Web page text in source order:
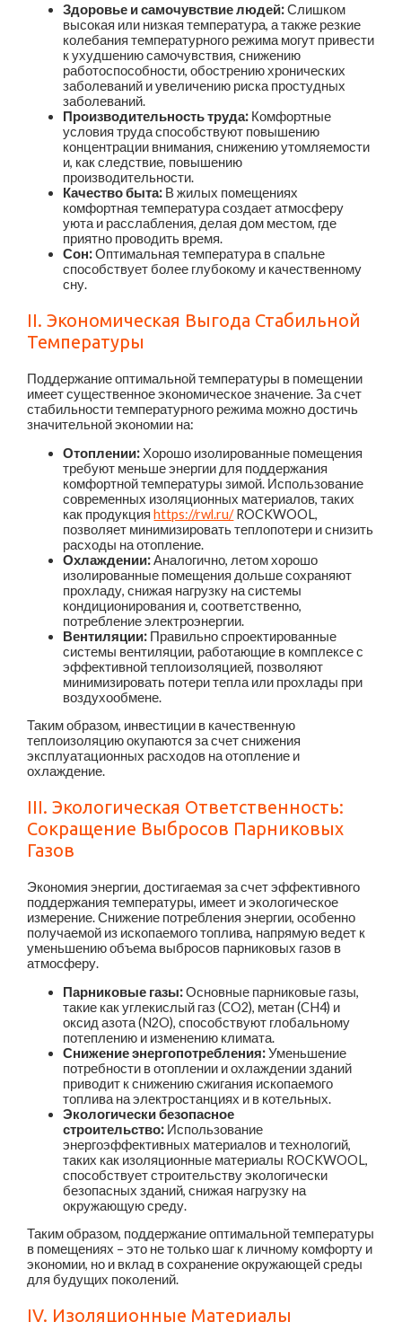
Здоровье и самочувствие людей:Слишком
высокая или низкая температура, а также резкие
колебания температурного режима могут привести
к ухудшению самочувствия, снижению
работоспособности, обострению хронических
заболеваний и увеличению риска простудных
заболеваний.
Производительность труда: Комфортные
условия труда способствуют повышению
концентрации внимания, снижению утомляемости
и, как следствие, повышению
производительности.
Качество быта: В жилых помещениях
комфортная температура создает атмосферу
уюта и расслабления, делая дом местом, где
приятно проводить время.
Сон:Оптимальная температура в спальне
способствует более глубокому и качественному
сну.
II. Экономическая Выгода Стабильной
Температуры
Поддержание оптимальной температуры в помещении
имеет существенное экономическое значение. За счет
стабильности температурного режима можно достичь
значительной экономии на:
Отоплении: Хорошо изолированные помещения
требуют меньше энергии для поддержания
комфортной температуры зимой. Использование
современных изоляционных материалов, таких
как продукцияhttps://rwl.ru/ROCKWOOL,
позволяет минимизировать теплопотери и снизить
расходы на отопление.
Охлаждении:Аналогично, летом хорошо
изолированные помещения дольше сохраняют
прохладу, снижая нагрузку на системы
кондиционирования и, соответственно,
потребление электроэнергии.
Вентиляции: Правильно спроектированные
системы вентиляции, работающие в комплексе с
эффективной теплоизоляцией, позволяют
минимизировать потери тепла или прохлады при
воздухообмене.
Таким образом, инвестиции в качественную
теплоизоляцию окупаются за счет снижения
эксплуатационных расходов на отопление и
охлаждение.
III. Экологическая Ответственность:
Сокращение Выбросов Парниковых
Газов
Экономия энергии, достигаемая за счет эффективного
поддержания температуры, имеет и экологическое
измерение. Снижение потребления энергии, особенно
получаемой из ископаемого топлива, напрямую ведет к
уменьшению объема выбросов парниковых газов в
атмосферу.
Парниковые газы:Основные парниковые газы,
такие как углекислый газ (CO2), метан (CH4) и
оксид азота (N2O), способствуют глобальному
потеплению и изменению климата.
Снижение энергопотребления:Уменьшение
потребности в отоплении и охлаждении зданий
приводит к снижению сжигания ископаемого
топлива на электростанциях и в котельных.
Экологически безопасное
строительство: Использование
энергоэффективных материалов и технологий,
таких как изоляционные материалы ROCKWOOL,
способствует строительству экологически
безопасных зданий, снижая нагрузку на
окружающую среду.
Таким образом, поддержание оптимальной температуры
в помещениях – это не только шаг к личному комфорту и
экономии, но и вклад в сохранение окружающей среды
для будущих поколений.
IV. Изоляционные Материалы